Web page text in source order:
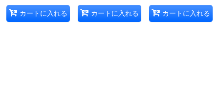
カートに入れる カートに入れる カートに入れる